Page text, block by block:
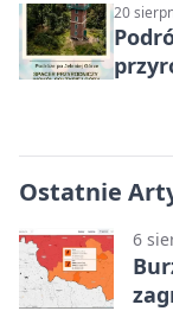
20
Ostatnie
6